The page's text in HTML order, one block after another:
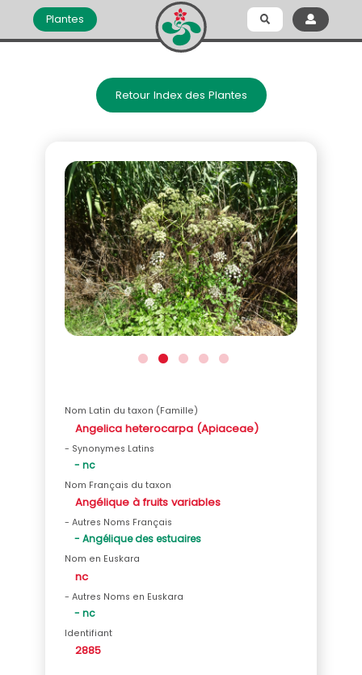
Plantes
Retour Index des Plantes
Nom Latin du taxon (Famille)
Angelica heterocarpa (Apiaceae)
- Synonymes Latins
- nc
Nom Français du taxon
Angélique à fruits variables
- Autres Noms Français
- Angélique des estuaires
Nom en Euskara
nc
- Autres Noms en Euskara
- nc
Identifiant
2885